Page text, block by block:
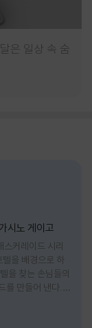
은 일상 속 숨
시노 게이고
스커레이드 시리
을 찾는 손님들의
를 만들어 낸다.
함을 꿈꾸는 야